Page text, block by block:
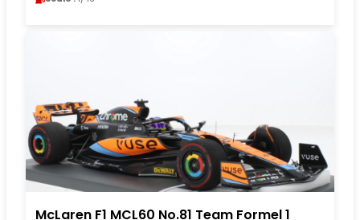
McLaren F1 MCL60 No.81 Team Formel 1